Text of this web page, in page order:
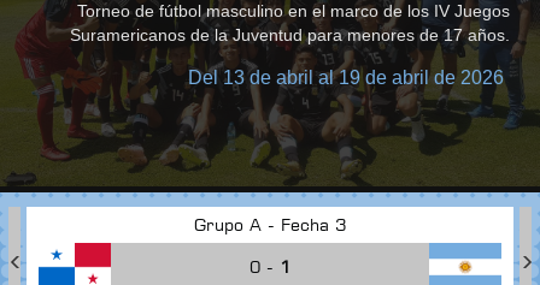
Torneo de fútbol masculino en el marco de los IV Juegos
Suramericanos de la Juventud para menores de 17 años.
Del 13 de abril al 19 de abril de 2026
Grupo A - Fecha 3
0 - 1